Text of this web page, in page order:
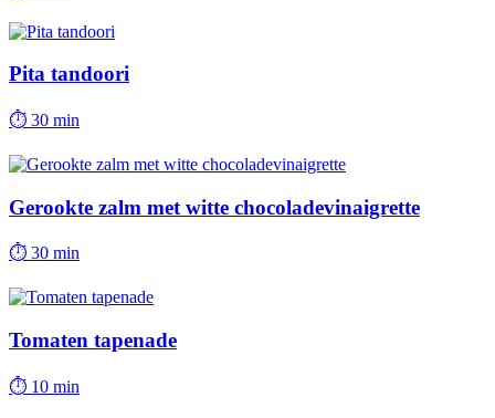
Pita tandoori
⏱ 30 min
Gerookte zalm met witte chocoladevinaigrette
⏱ 30 min
Tomaten tapenade
⏱ 10 min